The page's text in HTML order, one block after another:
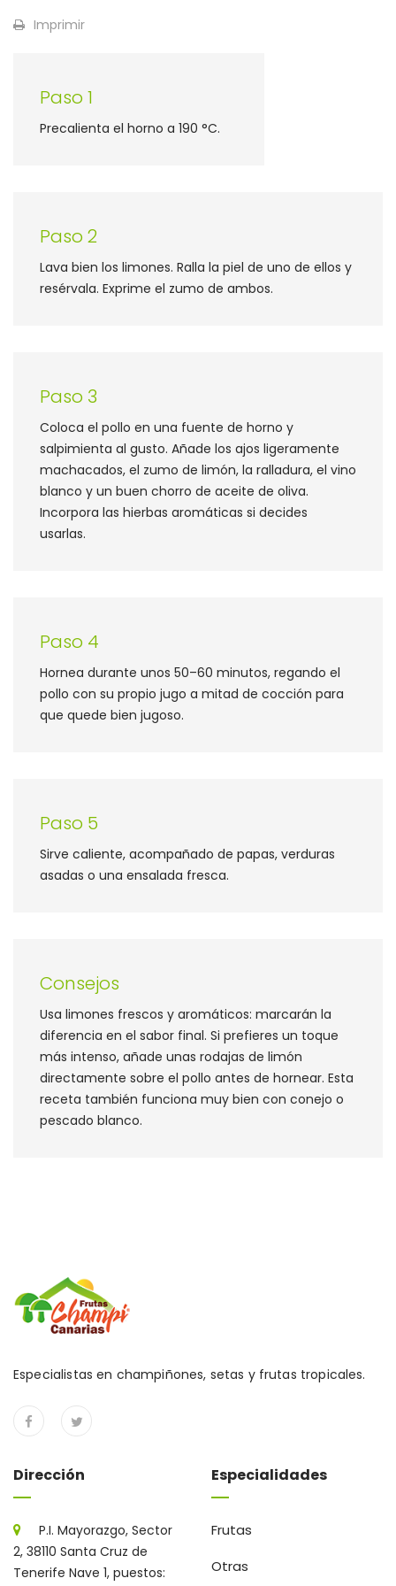
Imprimir
Paso 1
Precalienta el horno a 190 °C.
Paso 2
Lava bien los limones. Ralla la piel de uno de ellos y
resérvala. Exprime el zumo de ambos.
Paso 3
Coloca el pollo en una fuente de horno y
salpimienta al gusto. Añade los ajos ligeramente
machacados, el zumo de limón, la ralladura, el vino
blanco y un buen chorro de aceite de oliva.
Incorpora las hierbas aromáticas si decides
usarlas.
Paso 4
Hornea durante unos 50–60 minutos, regando el
pollo con su propio jugo a mitad de cocción para
que quede bien jugoso.
Paso 5
Sirve caliente, acompañado de papas, verduras
asadas o una ensalada fresca.
Consejos
Usa limones frescos y aromáticos: marcarán la
diferencia en el sabor final. Si prefieres un toque
más intenso, añade unas rodajas de limón
directamente sobre el pollo antes de hornear. Esta
receta también funciona muy bien con conejo o
pescado blanco.
Especialistas en champiñones, setas y frutas tropicales.
Dirección
P.I. Mayorazgo, Sector
2, 38110 Santa Cruz de
Tenerife Nave 1, puestos:
Especialidades
Frutas
Otras